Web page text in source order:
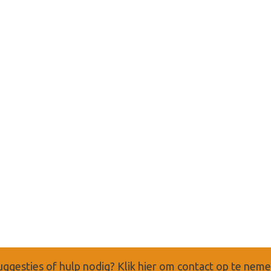
of hulp nodig? Klik hier om contact op te